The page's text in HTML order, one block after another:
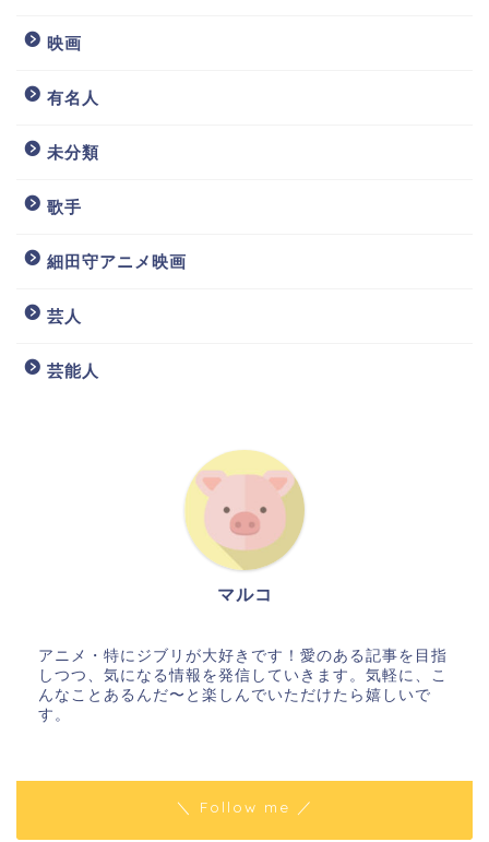
映画
有名人
未分類
歌手
細田守アニメ映画
芸人
芸能人
マルコ
アニメ・特にジブリが大好きです！愛のある記事を目指
しつつ、気になる情報を発信していきます。気軽に、こ
んなことあるんだ〜と楽しんでいただけたら嬉しいで
す。
＼ Follow me ／